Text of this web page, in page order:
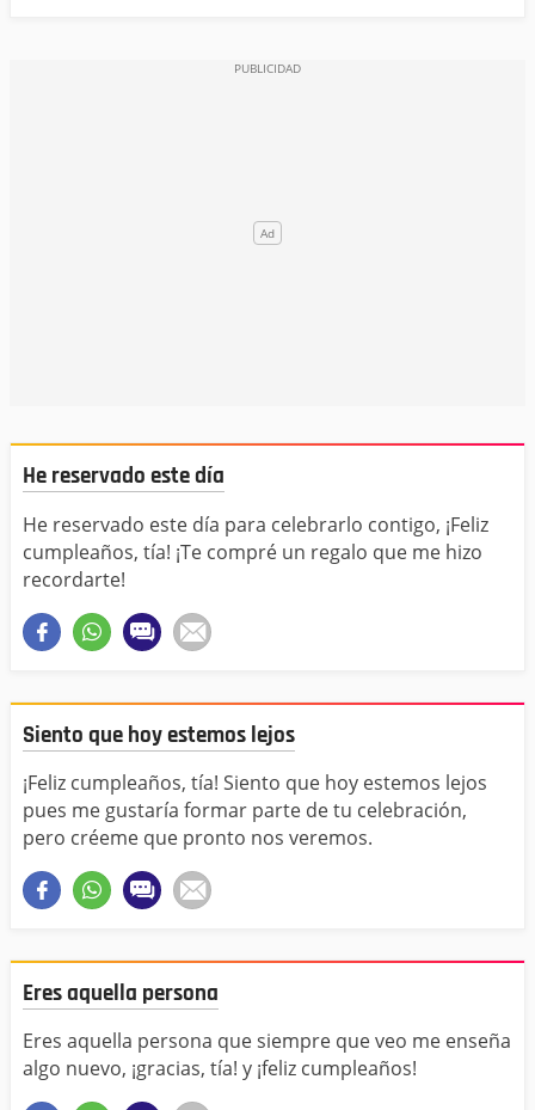
He reservado este día
He reservado este día para celebrarlo contigo, ¡Feliz
cumpleaños, tía! ¡Te compré un regalo que me hizo
recordarte!
Siento que hoy estemos lejos
¡Feliz cumpleaños, tía! Siento que hoy estemos lejos
pues me gustaría formar parte de tu celebración,
pero créeme que pronto nos veremos.
Eres aquella persona
Eres aquella persona que siempre que veo me enseña
algo nuevo, ¡gracias, tía! y ¡feliz cumpleaños!